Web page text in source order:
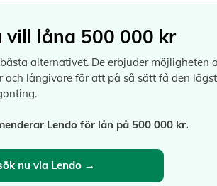
vill låna 500 000 kr
alternativet. De erbjuder
långivare för att på så sätt få den
Lendo för lån på 500 000 kr.
nu via Lendo →